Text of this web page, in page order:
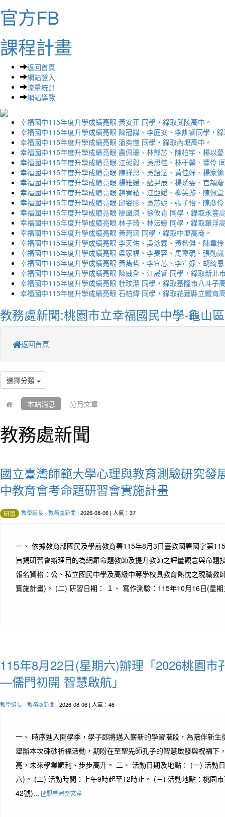
官方FB
課程計畫
返回首頁
網站登入
流量統計
網站導覽
幸福國中115年度升學成績亮眼 黃安正 同學，錄取武陵高中。
幸福國中115年度升學成績亮眼 陳冠謀、李庭安、李訓睿同學，
幸福國中115年度升學成績亮眼 潘奕愷 同學，錄取內壢高中。
幸福國中115年度升學成績亮眼 農佩珊、林郁芯、陳柏宇、楊以
幸福國中115年度升學成績亮眼 江昶毅、吳思佳、林于馨、豐伶
幸福國中115年度升學成績亮眼 陳祥恩、吳語涵、黃佳妤、楊家
幸福國中115年度升學成績亮眼 楊雅媛、藍尹辰、楊琇雯、官頡
幸福國中115年度升學成績亮眼 趙宥菘、江亞嬡、柳芙漩、陳佩
幸福國中115年度升學成績亮眼 邱姿彤、吳芯妮、張子怡、陳彥
幸福國中115年度升學成績亮眼 廖凰淇、徐攸青 同學，錄取永豐
幸福國中115年度升學成績亮眼 林子琦、林沄嬨 同學，錄取羅浮
幸福國中115年度升學成績亮眼 黃筠涵 同學，錄取中壢高商。
幸福國中115年度升學成績亮眼 李天佑、吳泳霖、黃楷傑、陳韋
幸福國中115年度升學成績亮眼 梁家福、李旻容、馬稟硯、張勛
幸福國中115年度升學成績亮眼 黃雋哲、李宜芯、李宣妤、胡綺
幸福國中115年度升學成績亮眼 陳威全、江晟睿 同學，錄取新北
幸福國中115年度升學成績亮眼 杜玟潔 同學，錄取基隆市八斗子
幸福國中115年度升學成績亮眼 石柏煒 同學，錄取花蓮縣立體育
教務處新聞:桃園市立幸福國民中學-龜山區
返回首頁
選擇分類
本站消息 分月文章
教務處新聞
國立臺灣師範大學心理與教育測驗研究發
中教育會考命題研習會實施計畫
研習 教學組長- 教務處新聞 | 2026-08-06 | 人氣：37
一、 依據教育部國民及學前教育署115年8月3日臺教國署國字第
旨揭研習會辦理目的為網羅命題教師及提升教師之評量觀念與命題
報名資格：公、私立國民中學及高級中等學校具教育熱忱之現職教
實施計畫)。 (二) 研習日期： １、 寫作測驗：115年10月16日(星
115年8月22日(星期六)辦理「2026桃園市
—儒門初開 智慧啟航」
教學組長- 教務處新聞 | 2026-08-06 | 人氣：46
一、 時序進入開學季，學子即將邁入嶄新的學習階段，為陪伴新
舉辦本次硃砂祈福活動，期盼在至聖先師孔子的智慧啟發與祝福下
亮，未來學業順利、步步高升。 二、 活動日期及地點： (一) 活動
六)。 (二) 活動時間：上午9時起至12時止。 (三) 活動地點：桃園
42號)...
觀看完整文章